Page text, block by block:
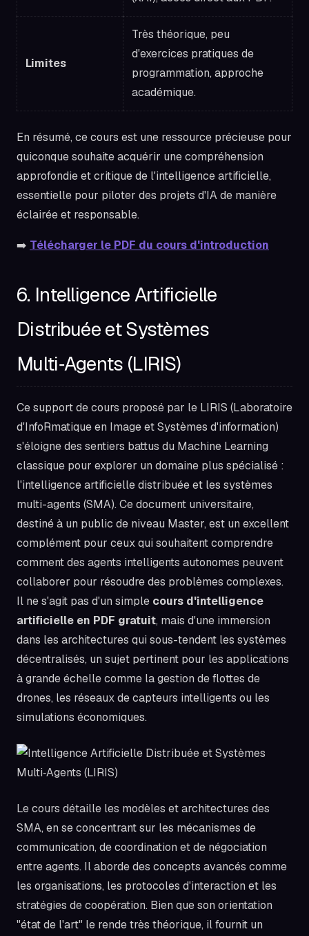
Limites
Très théorique, peu
d'exercices pratiques de
programmation, approche
académique.
En résumé, ce cours est une ressource précieuse pour
quiconque souhaite acquérir une compréhension
approfondie et critique de l'intelligence artificielle,
essentielle pour piloter des projets d'IA de manière
éclairée et responsable.
➡️ Télécharger le PDF du cours d'introduction
6. Intelligence Artificielle
Distribuée et Systèmes
Multi‑Agents (LIRIS)
Ce support de cours proposé par le LIRIS (Laboratoire
d'InfoRmatique en Image et Systèmes d'information)
s'éloigne des sentiers battus du Machine Learning
classique pour explorer un domaine plus spécialisé :
l'intelligence artificielle distribuée et les systèmes
multi-agents (SMA). Ce document universitaire,
destiné à un public de niveau Master, est un excellent
complément pour ceux qui souhaitent comprendre
comment des agents intelligents autonomes peuvent
collaborer pour résoudre des problèmes complexes.
Il ne s'agit pas d'un simple cours d'intelligence
artificielle en PDF gratuit, mais d'une immersion
dans les architectures qui sous-tendent les systèmes
décentralisés, un sujet pertinent pour les applications
à grande échelle comme la gestion de flottes de
drones, les réseaux de capteurs intelligents ou les
simulations économiques.
Le cours détaille les modèles et architectures des
SMA, en se concentrant sur les mécanismes de
communication, de coordination et de négociation
entre agents. Il aborde des concepts avancés comme
les organisations, les protocoles d'interaction et les
stratégies de coopération. Bien que son orientation
"état de l'art" le rende très théorique, il fournit un